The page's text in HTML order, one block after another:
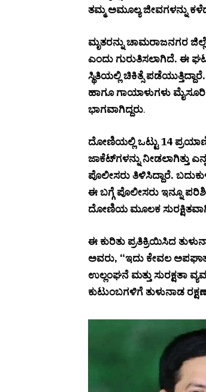
ತಮ್ಮ ಅಮೂಲ್ಯ ಜೀವಗಳನ್ನು
ಮೃತರನ್ನು ಚಾಮರಾಜನಗರ
ಎಂದು ಗುರುತಿಸಲಾಗಿದೆ. ಈ
ಸ್ಥಿತಿಯಲ್ಲಿ ಚಿಕಿತ್ಸೆ
ಹಾಗೂ ಗಾಯಾಳುಗಳು
ಭಾಗವಾಗಿದ್ದರು.
ದೋಣಿಯಲ್ಲಿ ಒಟ್ಟು 14
ಜಾಕೆಟ್‌ಗಳನ್ನು ನೀಡಲಾಗಿತ್ತು
ಪೊಲೀಸರು ತಿಳಿಸಿದ್ದಾರೆ.
ಈ ಬಗ್ಗೆ ಪೊಲೀಸರು ಇನ್ನೂ
ದೋಣಿಯ ಮೂಲಕ ಸುರಕ್ಷಿತವಾಗಿ
ಈ ಕುರಿತು ಪ್ರತಿಕ್ರಿಯಿಸಿದ
ಅವರು, “ಇದು ಕೇವಲ
ಉಲ್ಲಂಘನೆ ಮತ್ತು ಸುರಕ್ಷತಾ
ಕುಟುಂಬಗಳಿಗೆ ತುಳುನಾಡ